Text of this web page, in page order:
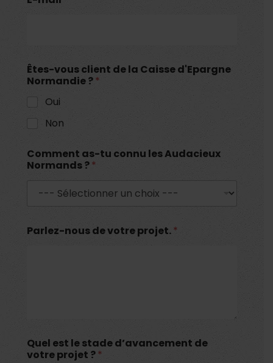
v
o
t
e
Êtes-vous client de la Caisse d'Epargne
Normandie ?*
Oui
Non
Comment as-tu connu les Audacieux
Normands ?*
Parlez-nous de votre projet.*
Quel est le stade d’avancement de
votre projet ?*